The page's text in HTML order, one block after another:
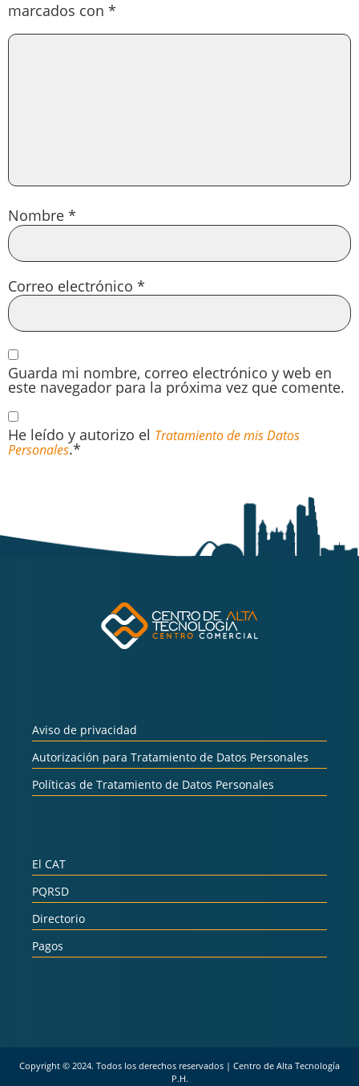
marcados con *
Nombre *
Correo electrónico *
Guarda mi nombre, correo electrónico y web en
este navegador para la próxima vez que comente.
He leído y autorizo el Tratamiento de mis Datos
Personales.*
Aviso de privacidad
Autorización para Tratamiento de Datos Personales
Políticas de Tratamiento de Datos Personales
El CAT
PQRSD
Directorio
Pagos
Copyright © 2024. Todos los derechos reservados | Centro de Alta Tecnología
P.H.